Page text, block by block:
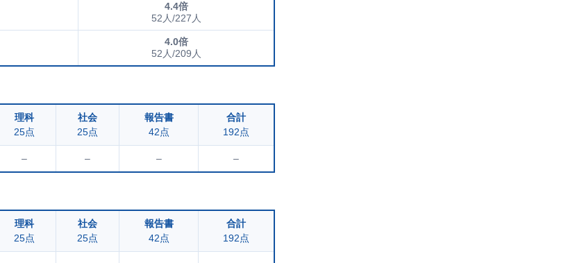
4.4倍
52人/227人
4.0倍
52人/209人
理科
25点
社会
25点
報告書
42点
合計
192点
– – – –
理科
25点
社会
25点
報告書
42点
合計
192点